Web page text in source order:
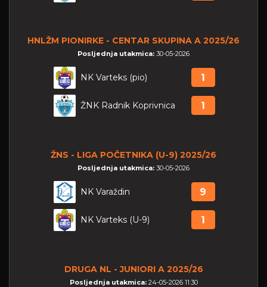
HNLŽM PIONIRKE - CENTAR SKUPINA A 2025/26
Posljednja utakmica: 30-05-2026
NK Varteks (pio) 1
ŽNK Radnik Koprivnica 1
ŽNS - LIGA POČETNIKA (U-9) 2025/26
Posljednja utakmica: 30-05-2026
NK Varaždin 9
NK Varteks (U-9) 1
DRUGA NL - JUNIORI A 2025/26
Posljednja utakmica: 24-05-2026 11:30